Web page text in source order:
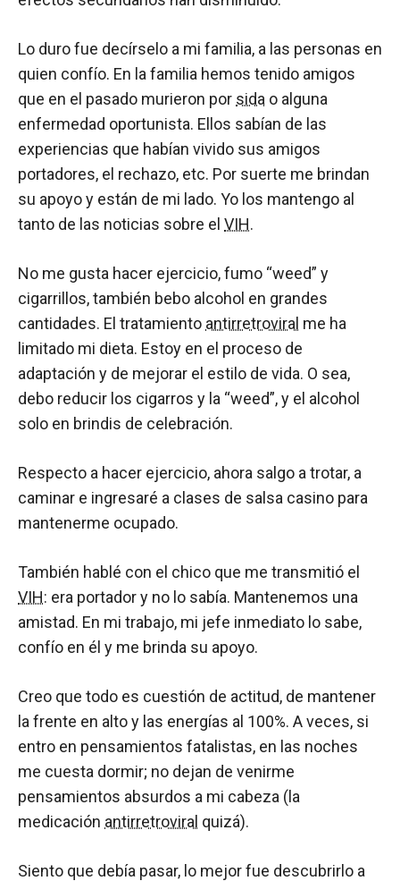
Lo duro fue decírselo a mi familia, a las personas en
quien confío. En la familia hemos tenido amigos
que en el pasado murieron por sida o alguna
enfermedad oportunista. Ellos sabían de las
experiencias que habían vivido sus amigos
portadores, el rechazo, etc. Por suerte me brindan
su apoyo y están de mi lado. Yo los mantengo al
tanto de las noticias sobre el VIH.
No me gusta hacer ejercicio, fumo “weed” y
cigarrillos, también bebo alcohol en grandes
cantidades. El tratamiento antirretroviral me ha
limitado mi dieta. Estoy en el proceso de
adaptación y de mejorar el estilo de vida. O sea,
debo reducir los cigarros y la “weed”, y el alcohol
solo en brindis de celebración.
Respecto a hacer ejercicio, ahora salgo a trotar, a
caminar e ingresaré a clases de salsa casino para
mantenerme ocupado.
También hablé con el chico que me transmitió el
VIH: era portador y no lo sabía. Mantenemos una
amistad. En mi trabajo, mi jefe inmediato lo sabe,
confío en él y me brinda su apoyo.
Creo que todo es cuestión de actitud, de mantener
la frente en alto y las energías al 100%. A veces, si
entro en pensamientos fatalistas, en las noches
me cuesta dormir; no dejan de venirme
pensamientos absurdos a mi cabeza (la
medicación antirretroviral quizá).
Siento que debía pasar, lo mejor fue descubrirlo a